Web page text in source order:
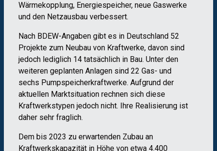
Wärmekopplung, Energiespeicher, neue Gaswerke
und den Netzausbau verbessert.
Nach BDEW-Angaben gibt es in Deutschland 52
Projekte zum Neubau von Kraftwerke, davon sind
jedoch lediglich 14 tatsächlich in Bau. Unter den
weiteren geplanten Anlagen sind 22 Gas- und
sechs Pumpspeicherkraftwerke. Aufgrund der
aktuellen Marktsituation rechnen sich diese
Kraftwerkstypen jedoch nicht. Ihre Realisierung ist
daher sehr fraglich.
Dem bis 2023 zu erwartenden Zubau an
Kraftwerkskapazität in Höhe von etwa 4.400